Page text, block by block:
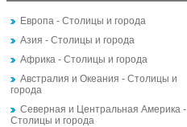
Европа - Столицы и города
Азия - Столицы и города
Африка - Столицы и города
Австралия и Океания - Столицы и
города
Северная и Центральная Америка -
Столицы и города